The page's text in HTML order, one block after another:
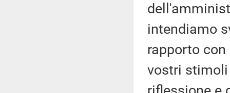
intendiamo
rapporto
vostri stimoli